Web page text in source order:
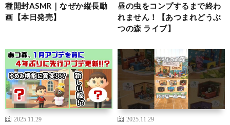
種開封ASMR｜なぜか縦長動
画【本日発売】
昼の虫をコンプするまで終わ
れません！【あつまれどうぶ
つの森 ライブ】
2025.11.29 2025.11.29